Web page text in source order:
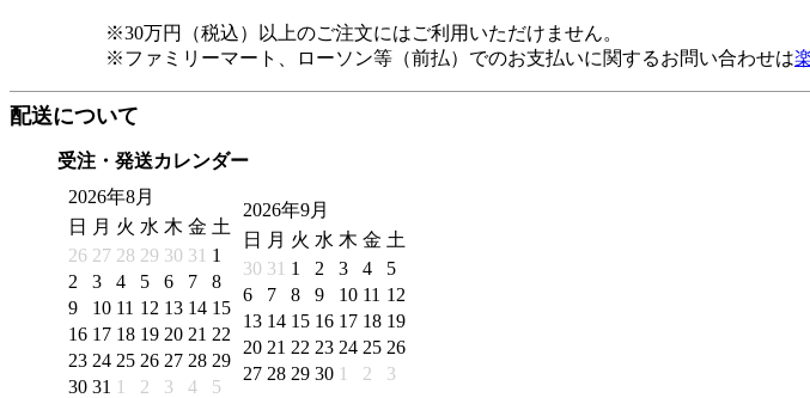
※30万円（税込）以上のご注文にはご利用いただけません。
※ファミリーマート、ローソン等（前払）でのお支払いに関するお問い合わせは
配送について
受注・発送カレンダー
2026年8月
日
月 火 水 木 金 土
26 27 28 29 30 31 1
2
3 4 5 6 7
8
9
10 11 12 13 14 15
16 17 18 19 20 21 22
23 24 25 26 27 28 29
30 31 1 2 3 4 5
2026年9月
日
月 火 水 木 金 土
30 31 1 2 3 4
5
6
7 8 9 10 11 12
13 14 15 16 17 18 19
20 21 22 23 24 25 26
27 28 29 30 1 2 3